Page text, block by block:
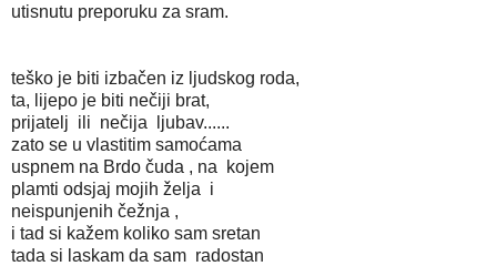
utisnutu preporuku za sram.
teško je biti izbačen iz ljudskog roda,
ta, lijepo je biti nečiji brat,
prijatelj ili nečija ljubav......
zato se u vlastitim samoćama
uspnem na Brdo čuda , na kojem
plamti odsjaj mojih želja i
neispunjenih čežnja ,
i tad si kažem koliko sam sretan
tada si laskam da sam radostan